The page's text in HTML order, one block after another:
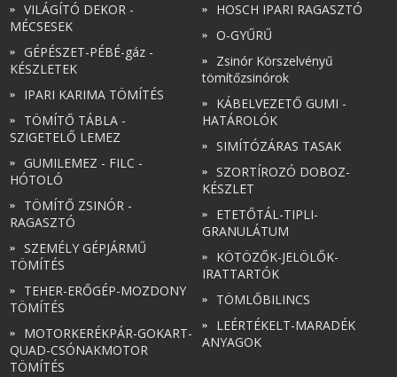
VILÁGÍTÓ DEKOR -
MÉCSESEK
GÉPÉSZET-PÉBÉ-gáz -
KÉSZLETEK
IPARI KARIMA TÖMÍTÉS
TÖMÍTŐ TÁBLA -
SZIGETELŐ LEMEZ
GUMILEMEZ - FILC -
HÓTOLÓ
TÖMÍTŐ ZSINÓR -
RAGASZTÓ
SZEMÉLY GÉPJÁRMŰ
TÖMÍTÉS
TEHER-ERŐGÉP-MOZDONY
TÖMÍTÉS
MOTORKERÉKPÁR-GOKART-
QUAD-CSÓNAKMOTOR
TÖMÍTÉS
HOSCH IPARI RAGASZTÓ
O-GYŰRŰ
Zsinór Körszelvényű
tömítőzsinórok
KÁBELVEZETŐ GUMI -
HATÁROLÓK
SIMÍTÓZÁRAS TASAK
SZORTÍROZÓ DOBOZ-
KÉSZLET
ETETŐTÁL-TIPLI-
GRANULÁTUM
KÖTÖZŐK-JELÖLŐK-
IRATTARTÓK
TÖMLŐBILINCS
LEÉRTÉKELT-MARADÉK
ANYAGOK